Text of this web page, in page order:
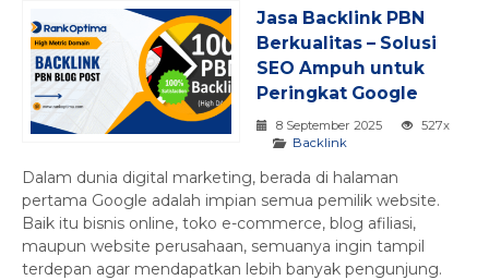
Jasa Backlink PBN
Berkualitas – Solusi
SEO Ampuh untuk
Peringkat Google
8 September 2025
527x
Backlink
Dalam dunia digital marketing, berada di halaman
pertama Google adalah impian semua pemilik website.
Baik itu bisnis online, toko e-commerce, blog afiliasi,
maupun website perusahaan, semuanya ingin tampil
terdepan agar mendapatkan lebih banyak pengunjung.